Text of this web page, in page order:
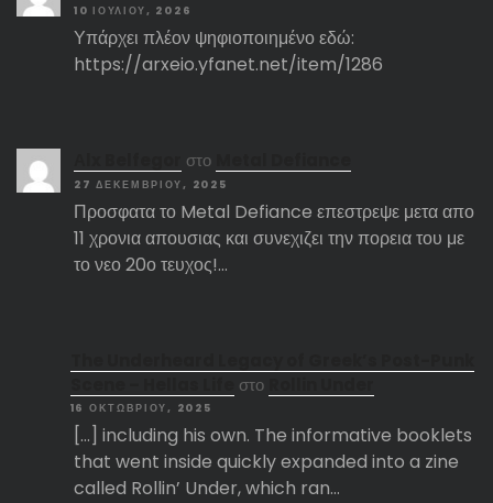
10 ΙΟΥΛΊΟΥ, 2026
Υπάρχει πλέον ψηφιοποιημένο εδώ:
https://arxeio.yfanet.net/item/1286
στο
27 ΔΕΚΕΜΒΡΊΟΥ, 2025
Προσφατα το Metal Defiance επεστρεψε μετα απο
11 χρονια απουσιας και συνεχιζει την πορεια του με
το νεο 20ο τευχος!…
στο
16 ΟΚΤΩΒΡΊΟΥ, 2025
[…] including his own. The informative booklets
that went inside quickly expanded into a zine
called Rollin’ Under, which ran…